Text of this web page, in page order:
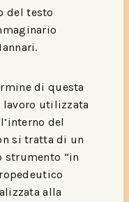
del testo
di questa
lavoro utilizzata
del
si tratta di un
strumento “in
alla